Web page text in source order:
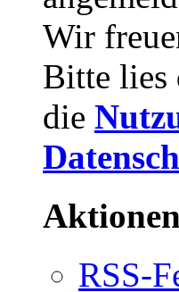
Wir
Bitte lies
die
RSS-